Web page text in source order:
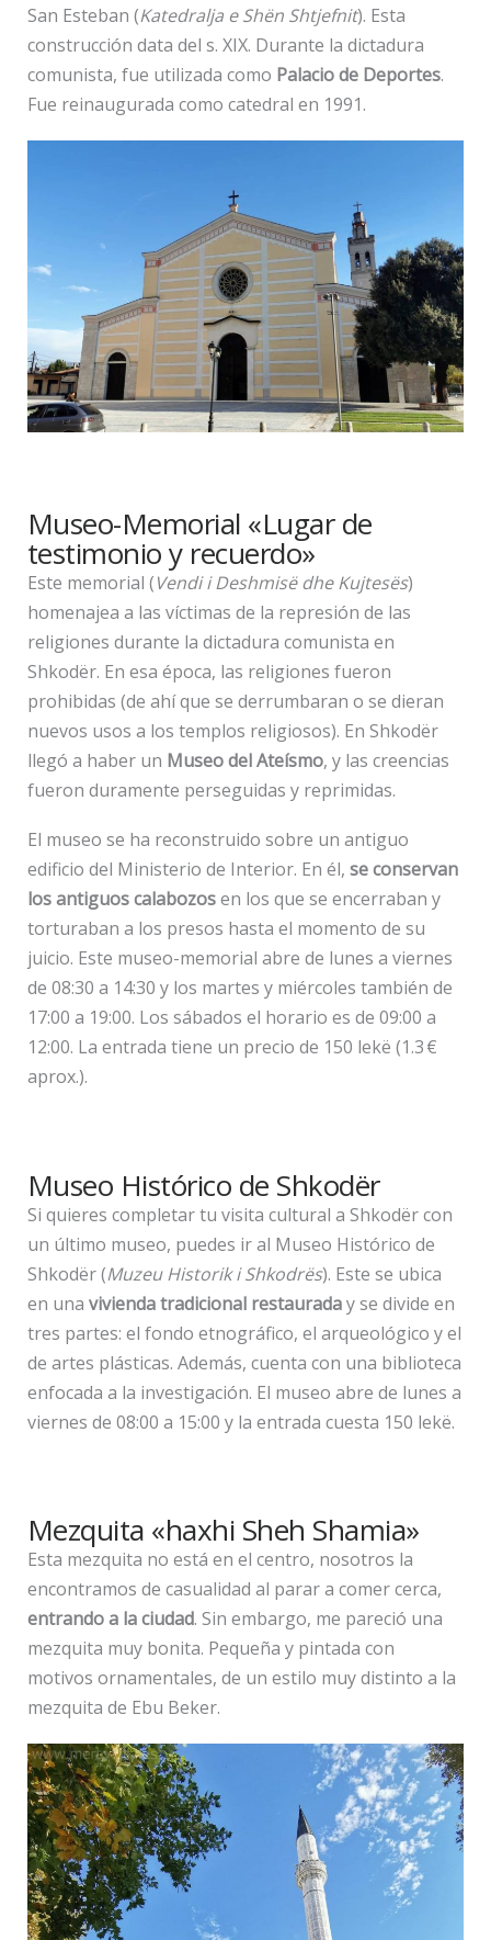
San Esteban (Katedralja e Shën Shtjefnit). Esta
construcción data del s. XIX. Durante la dictadura
comunista, fue utilizada como Palacio de Deportes.
Fue reinaugurada como catedral en 1991.
Museo-Memorial «Lugar de
testimonio y recuerdo»
Este memorial (Vendi i Deshmisë dhe Kujtesës)
homenajea a las víctimas de la represión de las
religiones durante la dictadura comunista en
Shkodër. En esa época, las religiones fueron
prohibidas (de ahí que se derrumbaran o se dieran
nuevos usos a los templos religiosos). En Shkodër
llegó a haber un Museo del Ateísmo, y las creencias
fueron duramente perseguidas y reprimidas.
El museo se ha reconstruido sobre un antiguo
edificio del Ministerio de Interior. En él, se conservan
los antiguos calabozosen los que se encerraban y
torturaban a los presos hasta el momento de su
juicio. Este museo-memorial abre de lunes a viernes
de 08:30 a 14:30 y los martes y miércoles también de
17:00 a 19:00. Los sábados el horario es de 09:00 a
12:00. La entrada tiene un precio de 150 lekë (1.3 €
aprox.).
Museo Histórico de Shkodër
Si quieres completar tu visita cultural a Shkodër con
un último museo, puedes ir al Museo Histórico de
Shkodër (Muzeu Historik i Shkodrës). Este se ubica
en una vivienda tradicional restauraday se divide en
tres partes: el fondo etnográfico, el arqueológico y el
de artes plásticas. Además, cuenta con una biblioteca
enfocada a la investigación. El museo abre de lunes a
viernes de 08:00 a 15:00 y la entrada cuesta 150 lekë.
Mezquita «haxhi Sheh Shamia»
Esta mezquita no está en el centro, nosotros la
encontramos de casualidad al parar a comer cerca,
entrando a la ciudad. Sin embargo, me pareció una
mezquita muy bonita. Pequeña y pintada con
motivos ornamentales, de un estilo muy distinto a la
mezquita de Ebu Beker.